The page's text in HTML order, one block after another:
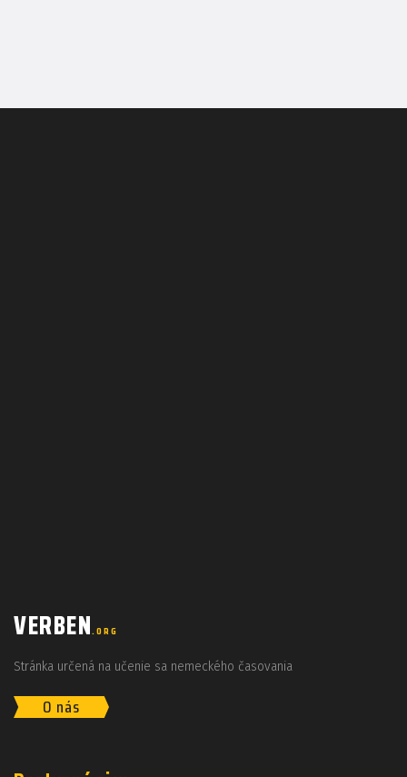
VERBEN.ORG
Stránka určená na učenie sa nemeckého časovania
O nás